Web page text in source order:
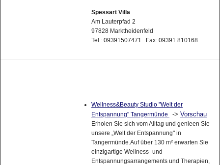
Spessart Villa
Am Lauterpfad 2
97828 Marktheidenfeld
Tel.: 09391507471 Fax: 09391 810168
Wellness&Beauty Studio "Welt der
Entspannung" Tangermünde
-> Vorschau
Erholen Sie sich vom Alltag und genieen Sie
unsere „Welt der Entspannung" in
Tangermünde.Auf über 130 m² erwarten Sie
einzigartige Wellness- und
Entspannungsarrangements und Therapien,